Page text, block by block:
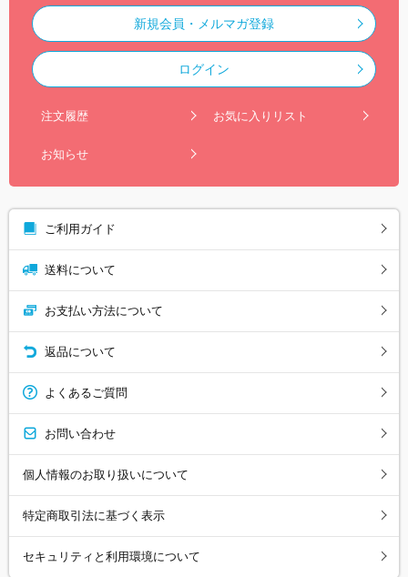
新規会員・メルマガ登録
ログイン
注文履歴 お気に入りリスト
お知らせ
ご利用ガイド
送料について
お支払い方法について
返品について
よくあるご質問
お問い合わせ
個人情報のお取り扱いについて
特定商取引法に基づく表示
セキュリティと利用環境について